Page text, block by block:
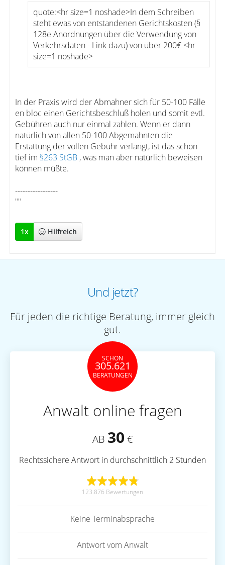
quote:<hr size=1 noshade>In dem Schreiben
steht ewas von entstandenen Gerichtskosten (§
128e Anordnungen über die Verwendung von
Verkehrsdaten - Link dazu) von über 200€ <hr
size=1 noshade>
In der Praxis wird der Abmahner sich für 50-100 Fälle
en bloc einen Gerichtsbeschluß holen und somit evtl.
Gebühren auch nur einmal zahlen. Wenn er dann
natürlich von allen 50-100 Abgemahnten die
Erstattung der vollen Gebühr verlangt, ist das schon
tief im §263 StGB, was man aber natürlich beweisen
können müßte.
-----------------
""
1x Hilfreich
Und jetzt?
Für jeden die richtige Beratung, immer gleich
gut.
SCHON
305.621
BERATUNGEN
Anwalt online fragen
AB 30 €
Rechtssichere Antwort in durchschnittlich 2 Stunden
123.876 Bewertungen
Keine Terminabsprache
Antwort vom Anwalt